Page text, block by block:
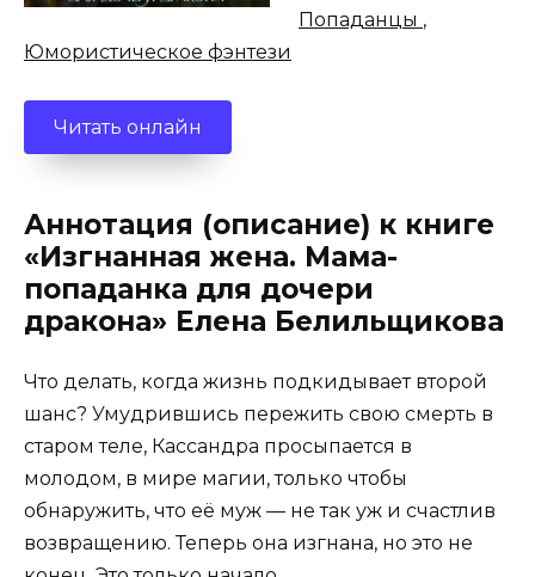
Попаданцы ,
Юмористическое фэнтези
Читать онлайн
Аннотация (описание) к книге
«Изгнанная жена. Мама-
попаданка для дочери
дракона» Елена Белильщикова
Что делать, когда жизнь подкидывает второй
шанс? Умудрившись пережить свою смерть в
старом теле, Кассандра просыпается в
молодом, в мире магии, только чтобы
обнаружить, что её муж — не так уж и счастлив
возвращению. Теперь она изгнана, но это не